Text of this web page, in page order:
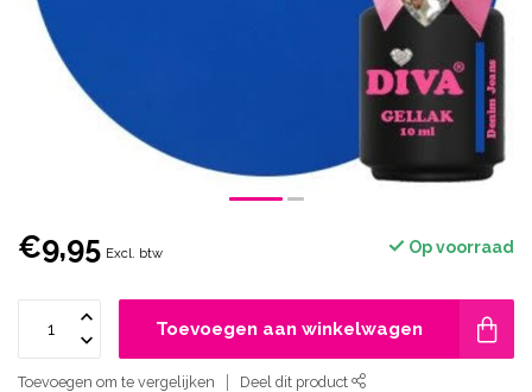
€9,95 Excl. btw Op voorraad
Toevoegen aan winkelwagen
Toevoegen om te vergelijken Deel dit product